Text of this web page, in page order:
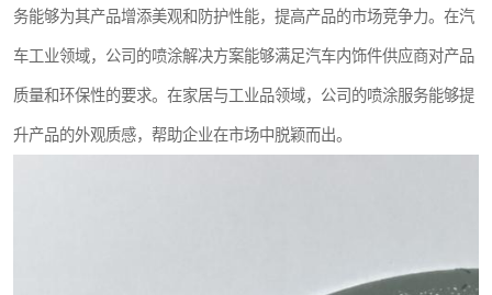
务能够为其产品增添美观和防护性能，提高产品的市场竞争力。在汽
车工业领域，公司的喷涂解决方案能够满足汽车内饰件供应商对产品
质量和环保性的要求。在家居与工业品领域，公司的喷涂服务能够提
升产品的外观质感，帮助企业在市场中脱颖而出。